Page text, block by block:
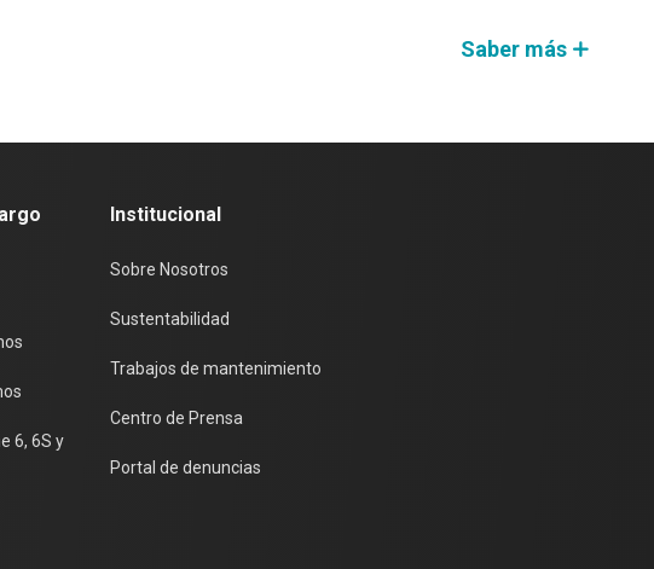
Saber más
6, 6S y
Institucional
Sobre Nosotros
Sustentabilidad
Trabajos de mantenimiento
Centro de Prensa
Portal de denuncias